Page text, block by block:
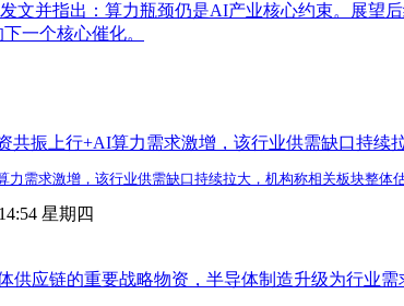
文并指出：算力瓶颈仍是AI产业核心约束。展望
一个核心催化。
共振上行+AI算力需求激增，该行业供需缺口持
需求激增，该行业供需缺口持续拉大，机构称相关板块整体
星期四
供应链的重要战略物资，半导体制造升级为行业